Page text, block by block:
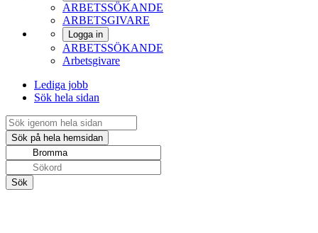
ARBETSSÖKANDE
ARBETSGIVARE
Logga in
ARBETSSÖKANDE
Arbetsgivare
Lediga jobb
Sök hela sidan